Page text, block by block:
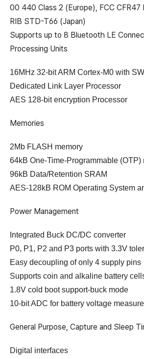
00 440 Class 2 (Europe), FCC CFR47
RIB STD-T66 (Japan)
Supports up to 8 Bluetooth LE
Processing Units
16MHz 32-bit ARM Cortex-M0 with
Dedicated Link Layer Processor
AES 128-bit encryption Processor
Memories
2Mb FLASH memory
64kB One-Time-Programmable (OTP)
96kB Data/Retention SRAM
AES-128kB ROM Operating System
Power Management
Integrated Buck DC/DC converter
P0, P1, P2 and P3 ports with 3.3V
Easy decoupling of only 4 supply pins
Supports coin and alkaline battery
1.8V cold boot support-buck mode
10-bit ADC for battery voltage
General Purpose, Capture and Sleep
Digital interfaces